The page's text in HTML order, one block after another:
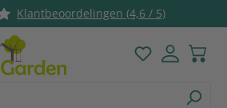
Klantbeoordelingen (4,6 / 5)
Je hebt 0